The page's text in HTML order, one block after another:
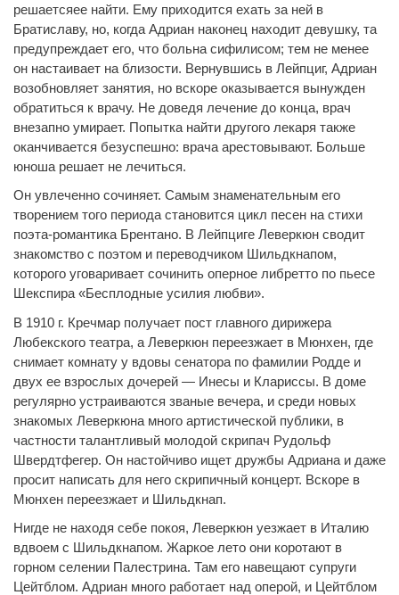
решаетсяее найти. Ему приходится ехать за ней в
Братиславу, но, когда Адриан наконец находит девушку, та
предупреждает его, что больна сифилисом; тем не менее
он настаивает на близости. Вернувшись в Лейпциг, Адриан
возобновляет занятия, но вскоре оказывается вынужден
обратиться к врачу. Не доведя лечение до конца, врач
внезапно умирает. Попытка найти другого лекаря также
оканчивается безуспешно: врача арестовывают. Больше
юноша решает не лечиться.
Он увлеченно сочиняет. Самым знаменательным его
творением того периода становится цикл песен на стихи
поэта-романтика Брентано. В Лейпциге Леверкюн сводит
знакомство с поэтом и переводчиком Шильдкнапом,
которого уговаривает сочинить оперное либретто по пьесе
Шекспира «Бесплодные усилия любви».
В 1910 г. Кречмар получает пост главного дирижера
Любекского театра, а Леверкюн переезжает в Мюнхен, где
снимает комнату у вдовы сенатора по фамилии Родде и
двух ее взрослых дочерей — Инесы и Клариссы. В доме
регулярно устраиваются званые вечера, и среди новых
знакомых Леверкюна много артистической публики, в
частности талантливый молодой скрипач Рудольф
Швердтфегер. Он настойчиво ищет дружбы Адриана и даже
просит написать для него скрипичный концерт. Вскоре в
Мюнхен переезжает и Шильдкнап.
Нигде не находя себе покоя, Леверкюн уезжает в Италию
вдвоем с Шильдкнапом. Жаркое лето они коротают в
горном селении Палестрина. Там его навещают супруги
Цейтблом. Адриан много работает над оперой, и Цейтблом